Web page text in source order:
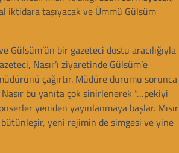
iktidara taşıyacak ve Ümmü Gülsüm
Gülsüm’ün bir gazeteci dostu aracılığıyla
Nasır’ı ziyaretinde Gülsüm’e
çağırtır. Müdüre durumu sorunca
bu yanıta çok sinirlenerek “…pekiyi
yeniden yayınlanmaya başlar. Mısır
bütünleşir, yeni rejimin de simgesi ve yine